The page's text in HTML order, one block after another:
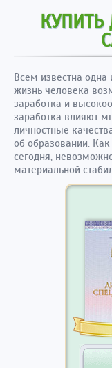
Всем известна одна
жизнь человека
заработка и
заработка влияют
личностные
об образовании.
сегодня,
материальной